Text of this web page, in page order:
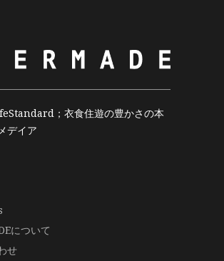
；衣食住遊の豊かさの本
デイア
について
せ